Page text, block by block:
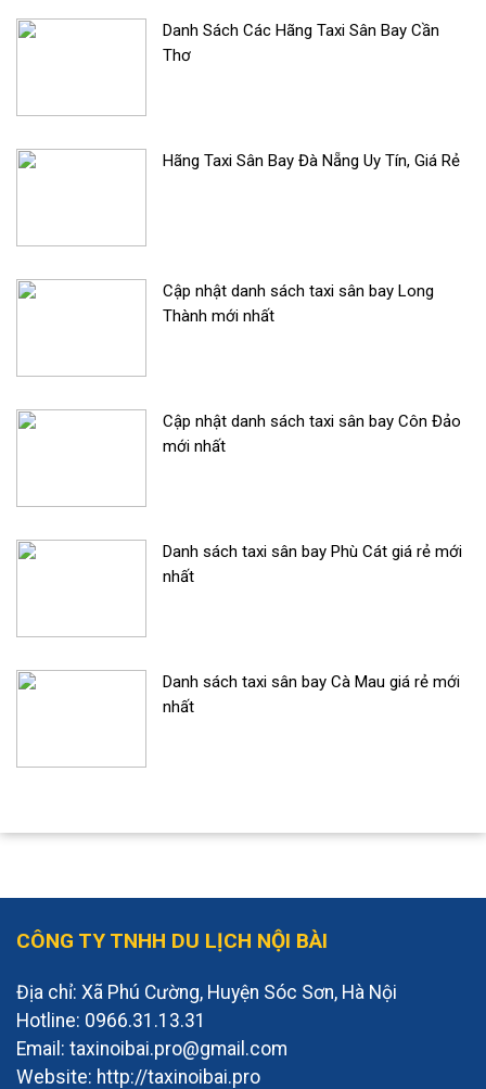
Danh Sách Các Hãng Taxi Sân Bay Cần
Thơ
Hãng Taxi Sân Bay Đà Nẵng Uy Tín, Giá Rẻ
Cập nhật danh sách taxi sân bay Long
Thành mới nhất
Cập nhật danh sách taxi sân bay Côn Đảo
mới nhất
Danh sách taxi sân bay Phù Cát giá rẻ mới
nhất
Danh sách taxi sân bay Cà Mau giá rẻ mới
nhất
CÔNG TY TNHH DU LỊCH NỘI BÀI
Địa chỉ: Xã Phú Cường, Huyện Sóc Sơn, Hà Nội
Hotline: 0966.31.13.31
Email: taxinoibai.pro@gmail.com
Website: http://taxinoibai.pro